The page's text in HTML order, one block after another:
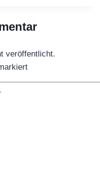
veröffentlicht.